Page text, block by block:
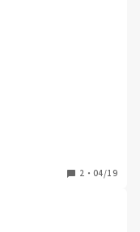
といけないという雰
持つか。
2 ・ 04/19